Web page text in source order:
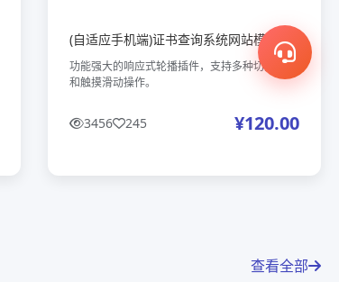
(自适应手机端)证书查询系统网站模板
功能强大的响应式轮播插件，支持多种切换效果
和触摸滑动操作。
3456 245 ¥120.00
查看全部